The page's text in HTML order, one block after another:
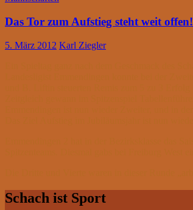
Das Tor zum Aufstieg steht weit offen!
5. März 2012 Karl Ziegler
Schach ist Sport